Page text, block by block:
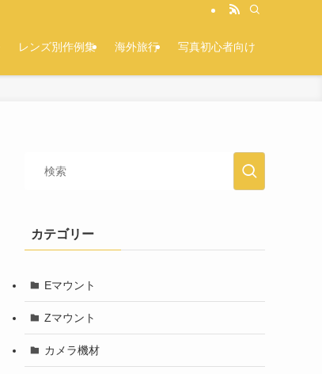
レンズ別作例集 海外旅行 写真初心者向け
カテゴリー
Eマウント
Zマウント
カメラ機材